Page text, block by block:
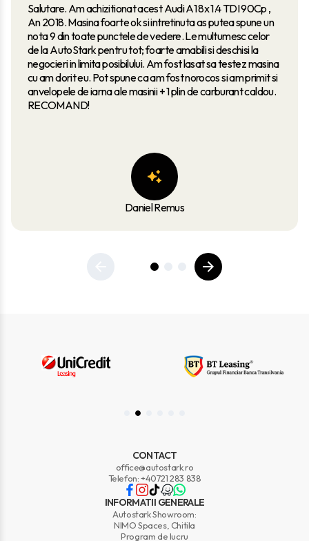
Salutare. Am achizitionat acest Audi A1 8x 1.4 TDI 90Cp ,
An 2018. Masina foarte ok si intretinuta as putea spune un
nota 9 din toate punctele de vedere. Le multumesc celor
de la AutoStark pentru tot; foarte amabili si deschisi la
negocieri in limita posibilului. Am fost lasat sa testez masina
cu am dorit eu. Pot spune ca am fost norocos si am primit si
anvelopele de iarna ale masinii + 1 plin de carburant caldou.
RECOMAND!
Daniel Remus
CONTACT
office@autostark.ro
Telefon: +40721 283 838
INFORMATII GENERALE
Autostark Showroom:
NIMO Spaces, Chitila
Program de lucru